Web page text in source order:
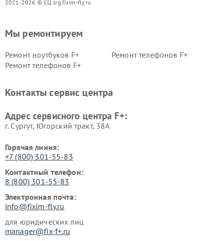
2021-2026 © СЦ srg.fixim-fly.ru
Мы ремонтируем
Ремонт ноутбуков F+
Ремонт телефонов F+
Ремонт телефонов F+
Контакты сервис центра
Адрес сервисного центра F+:
г. Сургут, Югорский тракт, 38А
Горячая линия:
+7 (800) 301-55-83
Контактный телефон:
8 (800) 301-55-83
Электронная почта:
info@fixim-fly.ru
для юридических лиц
manager@fix-f+.ru